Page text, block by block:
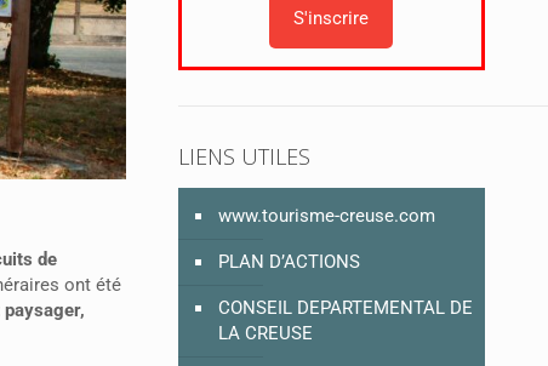
de
ont été
paysager,
LIENS UTILES
www.tourisme-creuse.com
PLAN D’ACTIONS
CONSEIL DEPARTEMENTAL DE
LA CREUSE